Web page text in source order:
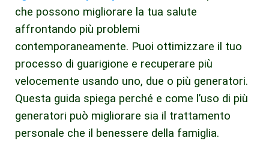
che possono migliorare la tua salute
affrontando più problemi
contemporaneamente. Puoi ottimizzare il tuo
processo di guarigione e recuperare più
velocemente usando uno, due o più generatori.
Questa guida spiega perché e come l’uso di più
generatori può migliorare sia il trattamento
personale che il benessere della famiglia.